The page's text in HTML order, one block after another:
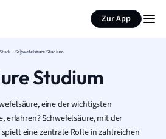
Zur App
Anorganische Chemie StudiumSchwefelsäure Studium
Studium
eine der wichtigsten
erfahren? Schwefelsäure, mit der
eine zentrale Rolle in zahlreichen